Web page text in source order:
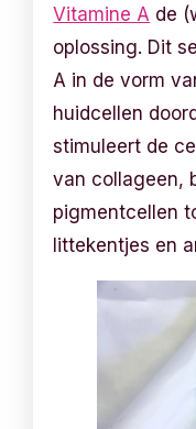
Vitamine A de
oplossing. Dit
A in de vorm
huidcellen
stimuleert de
van collageen,
pigmentcellen
littekentjes en